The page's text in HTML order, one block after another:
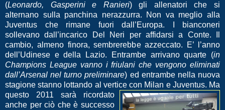
(Leonardo, Gasperini e Ranieri) gli allenatori che si
alternano sulla panchina nerazzurra. Non va meglio alla
Juventus che rimane fuori dall’Europa. I bianconeri
sollevano dall’incarico Del Neri per affidarsi a Conte. Il
cambio, almeno finora, sembrerebbe azzeccato. E’ l’anno
dell’Udinese e della Lazio. Entrambe arrivano quarte (in
Champions League vanno i friulani che vengono eliminati
dall’Arsenal nel turno preliminare) ed entrambe nella nuova
stagione stanno lottando al vertice con Milan e Juventus. Ma
questo 2011 sarà ricordato
anche per ciò che è successo